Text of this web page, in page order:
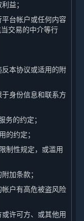
益；
平台帐户或任何内容
交易的中介等行
反本协议或适用的附
于身份信息和联系方
务的约定；
的约定；
制性规定，或滥用
加条款；
帐户有高危被盗风险
或许可方、或其他用